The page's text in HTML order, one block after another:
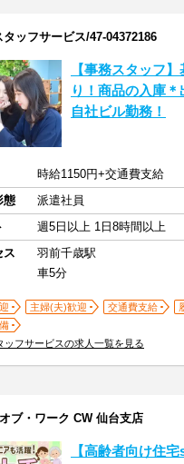
ッフサービス/47-04372186
【事務スタッフ
り！商品の入庫＊
自社ビル勤務！
時給1150円+交通費支給
態
派遣社員
週5日以上 1日8時間以上
ス
羽前千歳駅
車5分
主婦(夫)歓迎 交通費支給
ッフサービスの求人一覧を見る
ブ・ワーク CW 仙台支店
【高齢者向け住